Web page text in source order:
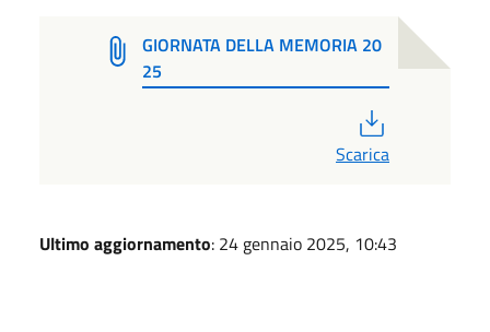
GIORNATA DELLA MEMORIA 20
25
Scarica
Ultimo aggiornamento: 24 gennaio 2025, 10:43